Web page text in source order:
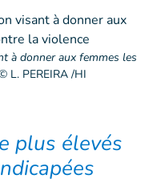
à donner aux femmes les
L. PEREIRA /HI
plus élevés